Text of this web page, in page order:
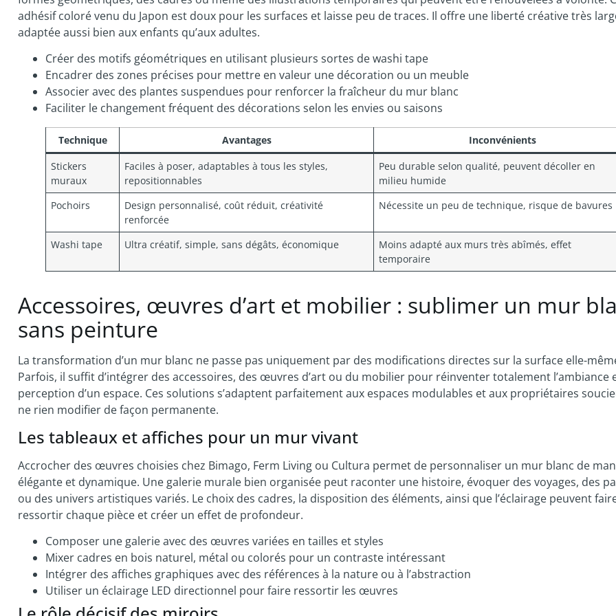
adhésif coloré venu du Japon est doux pour les surfaces et laisse peu de traces. Il offre une liberté créative très
adaptée aussi bien aux enfants qu’aux adultes.
Créer des motifs géométriques en utilisant plusieurs sortes de washi tape
Encadrer des zones précises pour mettre en valeur une décoration ou un meuble
Associer avec des plantes suspendues pour renforcer la fraîcheur du mur blanc
Faciliter le changement fréquent des décorations selon les envies ou saisons
Technique Avantages
Inconvénients
Stickers
muraux
Faciles à poser, adaptables à tous les styles,
repositionnables
Peu durable selon qualité, peuvent décoller en
milieu humide
Pochoirs
Design personnalisé, coût réduit, créativité
renforcée
Nécessite un peu de technique, risque de bavures
Washi tape Ultra créatif, simple, sans dégâts, économique
Moins adapté aux murs très abîmés, effet
temporaire
Accessoires, œuvres d’art et mobilier : sublimer un mur
sans peinture
La transformation d’un mur blanc ne passe pas uniquement par des modifications directes sur la surface elle-
Parfois, il suffit d’intégrer des accessoires, des œuvres d’art ou du mobilier pour réinventer totalement l’ambiance
perception d’un espace. Ces solutions s’adaptent parfaitement aux espaces modulables et aux propriétaires
ne rien modifier de façon permanente.
Les tableaux et affiches pour un mur vivant
Accrocher des œuvres choisies chez Bimago, Ferm Living ou Cultura permet de personnaliser un mur blanc de
élégante et dynamique. Une galerie murale bien organisée peut raconter une histoire, évoquer des voyages, des
ou des univers artistiques variés. Le choix des cadres, la disposition des éléments, ainsi que l’éclairage peuvent
ressortir chaque pièce et créer un effet de profondeur.
Composer une galerie avec des œuvres variées en tailles et styles
Mixer cadres en bois naturel, métal ou colorés pour un contraste intéressant
Intégrer des affiches graphiques avec des références à la nature ou à l’abstraction
Utiliser un éclairage LED directionnel pour faire ressortir les œuvres